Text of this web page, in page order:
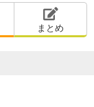
まとめ